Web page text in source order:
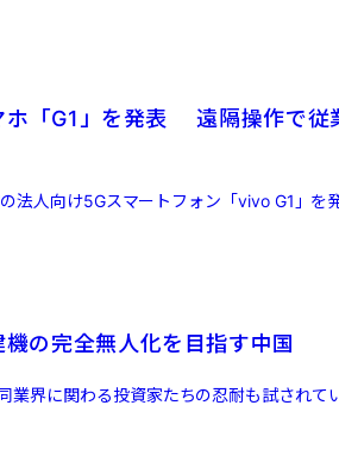
ホ「G1」を発表 遠隔操作で従
法人向け5Gスマートフォン「vivo G1」を
の完全無人化を目指す中国
業界に関わる投資家たちの忍耐も試されて